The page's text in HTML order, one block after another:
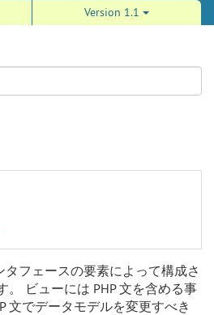
Version 1.1
タフェースの要素によって構成さ
。 ビューには PHP 文を含める事
文でデータモデルを変更すべき